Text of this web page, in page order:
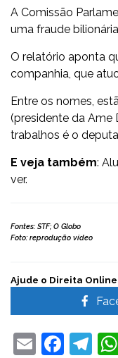
A Comissão
uma fraude
O relatório aponta
companhia, que
Entre os nomes,
(presidente da Ame
trabalhos é o
E veja também:
ver.
Fontes: STF; O Globo
Foto: reprodução vídeo
Ajude o Direita
Email